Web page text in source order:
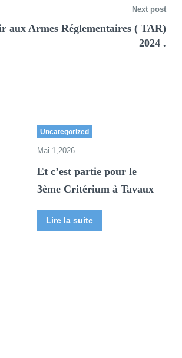
Next post
aux Armes Réglementaires ( TAR)
2024 .
Uncategorized
Mai 1,2026
Et c’est partie pour le
3ème Critérium à Tavaux
Lire la suite